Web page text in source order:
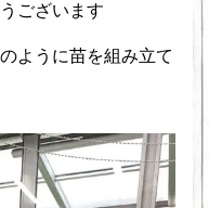
ございます
ように苗を組み立て